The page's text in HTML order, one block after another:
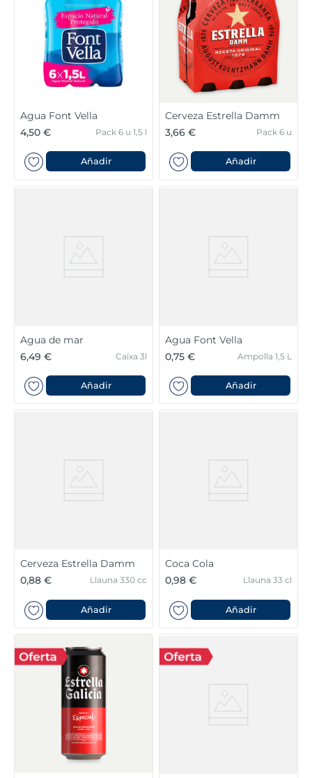
Agua Font Vella
4,50 €
Pack 6 u 1,5 l
Añadir
Cerveza Estrella Damm
3,66 €
Pack 6 u
Añadir
Agua de mar
6,49 €
Caixa 3l
Añadir
Agua Font Vella
0,75 €
Ampolla 1,5 L
Añadir
Cerveza Estrella Damm
0,88 €
Llauna 330 cc
Añadir
Coca Cola
0,98 €
Llauna 33 cl
Añadir